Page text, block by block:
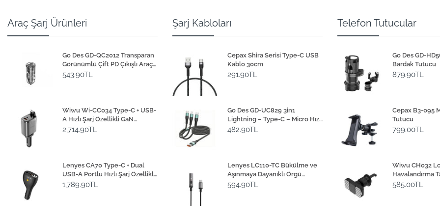
Araç Şarj Ürünleri
Go Des GD-QC2012 Transparan
Görünümlü Çift PD Çıkışlı Araç
Şarj Başlığı 40W
543.90TL
Wiwu Wi-CC034 Type-C + USB-
A Hızlı Şarj Özellikli GaN
Teknolojili Dahili Kablolu Araç
2,714.90TL
Lenyes CA70 Type-C + Dual
USB-A Portlu Hızlı Şarj Özellikli
Çok Fonksiyonlu Araç Şarj Aleti
1,789.90TL
Şarj Kabloları
Cepax Shira Serisi Type-C USB
Kablo 30cm
291.90TL
Go Des GD-UC829 3in1
Lightning – Type-C – Micro Hızlı
Şarj Kablosu 1M
482.90TL
Lenyes LC110-TC Bükülme ve
Aşınmaya Dayanıklı Örgü
Tasarımlı Type-C Bağlantılı
594.90TL
Telefon Tutucular
Go Des GD-
Bardak Tutucu
879.90TL
Cepax B3-095
Tutucu
799.00TL
Wiwu CH032
Havalandırma
Magnetik Araç
585.00TL